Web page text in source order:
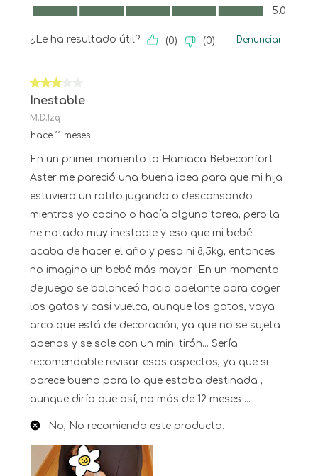
Calidad del producto, 5.0 de 5
5.0
¿Le ha resultado útil? (0) (0) Denunciar
3 de 5 estrellas.
Inestable
M.D.Izq
hace 11 meses
En un primer momento la Hamaca Bebeconfort
Aster me pareció una buena idea para que mi hija
estuviera un ratito jugando o descansando
mientras yo cocino o hacía alguna tarea, pero la
he notado muy inestable y eso que mi bebé
acaba de hacer el año y pesa ni 8,5kg, entonces
no imagino un bebé más mayor.. En un momento
de juego se balanceó hacia adelante para coger
los gatos y casi vuelca, aunque los gatos, vaya
arco que está de decoración, ya que no se sujeta
apenas y se sale con un mini tirón... Sería
recomendable revisar esos aspectos, ya que si
parece buena para lo que estaba destinada ,
aunque diría que así, no más de 12 meses ...
No, No recomiendo este producto.